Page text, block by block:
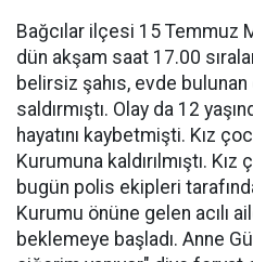
Bağcılar ilçesi 15 Temmuz
dün akşam saat 17.00
belirsiz şahıs, evde
saldırmıştı. Olay da 12
hayatını kaybetmişti. Kız
Kurumuna kaldırılmıştı.
bugün polis ekipleri
Kurumu önüne gelen acılı
beklemeye başladı. Anne